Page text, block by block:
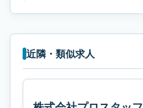
近隣・類似求人